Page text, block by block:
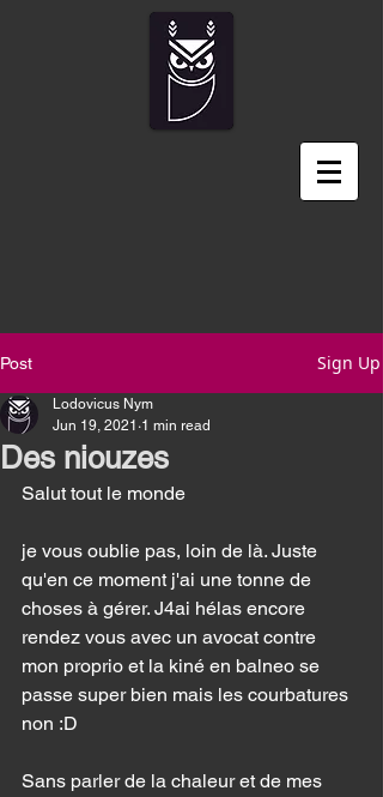
Post Sign Up
Des niouzes
Lodovicus Nym
Jun 19, 2021 1 min read
Salut tout le monde
je vous oublie pas, loin de là. Juste
qu'en ce moment j'ai une tonne de
choses à gérer. J4ai hélas encore
rendez vous avec un avocat contre
mon proprio et la kiné en balneo se
passe super bien mais les courbatures
non :D
Sans parler de la chaleur et de mes